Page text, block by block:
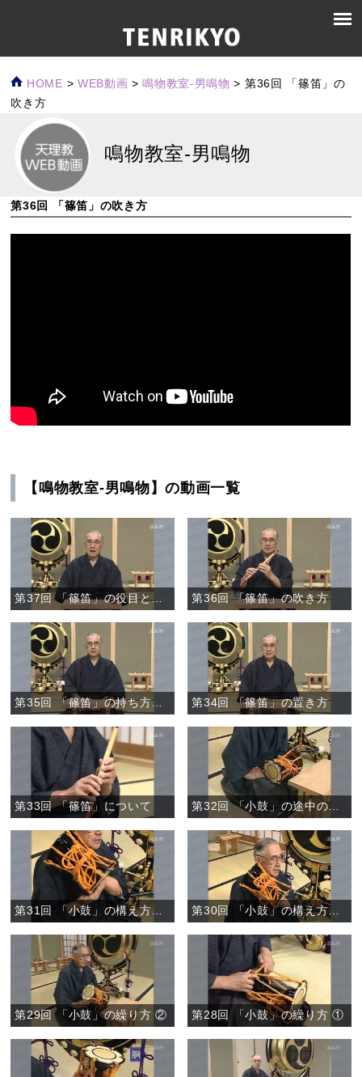
HOME > WEB動画 >鳴物教室-男鳴物 > 第36回 「篠笛」の
吹き方
鳴物教室-男鳴物
第36回 「篠笛」の吹き方
【鳴物教室-男鳴物】の動画一覧
第37回 「篠笛」の役目と途中の作法 第36回 「篠笛」の吹き方
第35回 「篠笛」の持ち方、構え方 第34回 「篠笛」の置き方
第33回 「篠笛」について 第32回 「小鼓」の途中の作法と置き方
第31回 「小鼓」の構え方、打ち方 ② 第30回 「小鼓」の構え方、打ち方 ①
第29回 「小鼓」の繰り方 ② 第28回 「小鼓」の繰り方 ①